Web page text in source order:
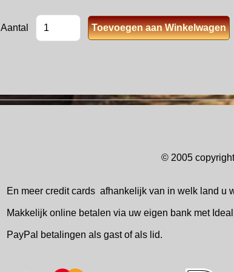
Aantal
© 2005
En meer credit cards afhankelijk van in welk land u
Makkelijk online betalen via uw eigen bank met
PayPal betalingen als gast of als lid.